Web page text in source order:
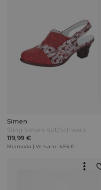
Simen
Sling Simen Rot/Schwarz
119,99 €
Miamoda | Versand: 5,95 €